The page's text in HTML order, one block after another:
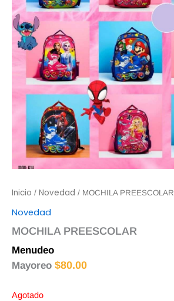
Inicio / Novedad / MOCHILA PREESCOLAR
Novedad
MOCHILA PREESCOLAR
Menudeo
Mayoreo $80.00
Agotado